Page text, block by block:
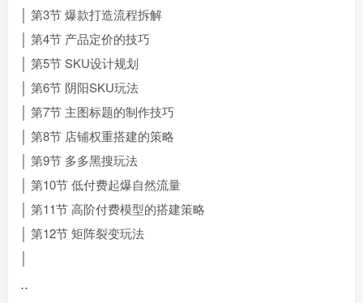
│ 第3节 爆款打造流程拆解
│ 第4节 产品定价的技巧
│ 第5节 SKU设计规划
│ 第6节 阴阳SKU玩法
│ 第7节 主图标题的制作技巧
│ 第8节 店铺权重搭建的策略
│ 第9节 多多黑搜玩法
│ 第10节 低付费起爆自然流量
│ 第11节 高阶付费模型的搭建策略
│ 第12节 矩阵裂变玩法
..